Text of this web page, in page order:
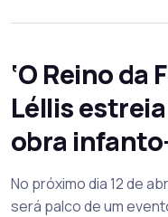
‘O Reino da
Léllis
obra
No próximo dia 12 de
será palco de um